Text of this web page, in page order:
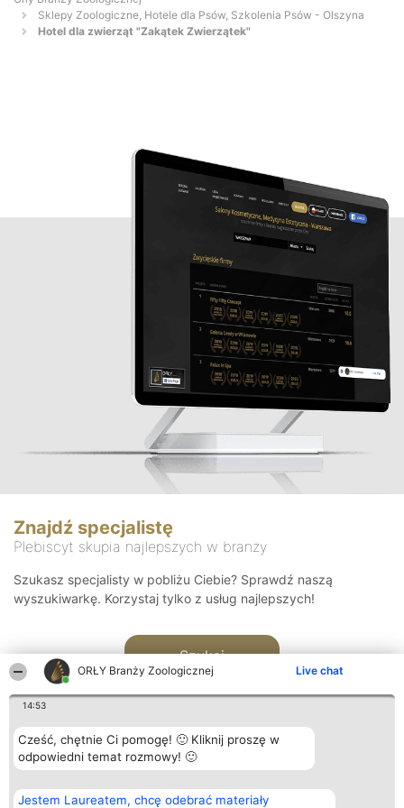
ORŁY Branży Zoologicznej Live chat
14:53
Cześć, chętnie Ci pomogę! 🙂 Kliknij proszę w
odpowiedni temat rozmowy! 🙂
Jestem Laureatem, chcę odebrać materiały
Sklepy Zoologiczne, Hotele dla Psów, Szkolenia Psów - Olszyna
Hotel dla zwierząt "Zakątek Zwierzątek"
Znajdź specjalistę
Plebiscyt skupia najlepszych w branży
Szukasz specjalisty w pobliżu Ciebie? Sprawdź naszą
wyszukiwarkę. Korzystaj tylko z usług najlepszych!
Szukaj
Organizator plebiscytu
Bright Side Solutions sp. z o.
Plebiscyt
Laureaci
Kontakt
Kontakt